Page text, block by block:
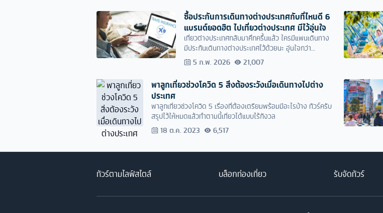
ซื้อประกันการเดินทางต่างประเทศกับที่ไหนดี 6
แบรนด์ยอดฮิต ไปเที่ยวต่างประเทศ มีไว้อุ่นใจ
เที่ยวต่างประเทศกลับมาคึกครื้นแล้ว ใครมีแพนเดินทาง
มีประกันเดินทางต่างประเทศไว้ด้วยนะ อุ่นใจกว่า
คุ้มครองเจ็บป่วยเมื่อเป็นโควิด19 ด้วยนะ
5 ก.พ. 2026 21,007
พาลูกเที่ยวช่วงโควิด 5 สิ่งต้องระวังเมื่อเดินทางไปต่าง
ประเทศ
พาลูกเที่ยวช่วงโควิด 5 เรื่องที่ต้องเตรียมพร้อมมีอะไรบ้าง ทัวร์ครับ
สรุปไว้ให้หมดแล้วทำตามนี้เที่ยวได้แบบไร้กังวล
18 ต.ค. 2023 6,517
ทัวร์ตามไลฟ์สไตล์ บล็อกท่องเที่ยว รับจัดทัวร์